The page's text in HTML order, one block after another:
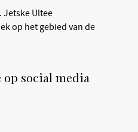
Jetske Ultee
op het gebied van de
op social media